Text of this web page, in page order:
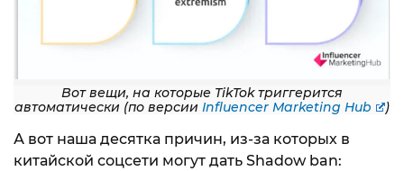
Вот вещи, на которые TikTok триггерится
автоматически (по версииInfluencer Marketing Hub )
А вот наша десятка причин, из-за которых в
китайской соцсети могут дать Shadow ban: